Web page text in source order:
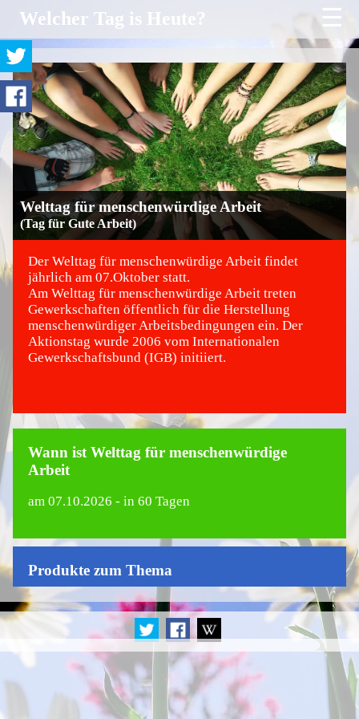
Welcher Tag is Heute? ☰
Welttag für menschenwürdige Arbeit
(Tag für Gute Arbeit)
©
Der Welttag für menschenwürdige Arbeit findet
jährlich am 07.Oktober statt.
Am Welttag für menschenwürdige Arbeit treten
Gewerkschaften öffentlich für die Herstellung
menschenwürdiger Arbeitsbedingungen ein. Der
Aktionstag wurde 2006 vom Internationalen
Gewerkschaftsbund (IGB) initiiert.
Wann ist Welttag für menschenwürdige
Arbeit
am 07.10.2026 - in 60 Tagen
Produkte zum Thema